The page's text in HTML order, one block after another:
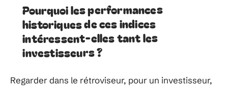
Pourquoi les performances
historiques de ces indices
intéressent-elles tant les
investisseurs ?
Regarder dans le rétroviseur, pour un investisseur,